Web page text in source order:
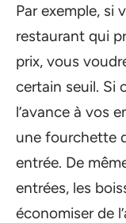
Par exemple, si
restaurant qui
prix, vous
certain seuil. Si
l’avance à vos
une fourchette
entrée. De
entrées, les
économiser de